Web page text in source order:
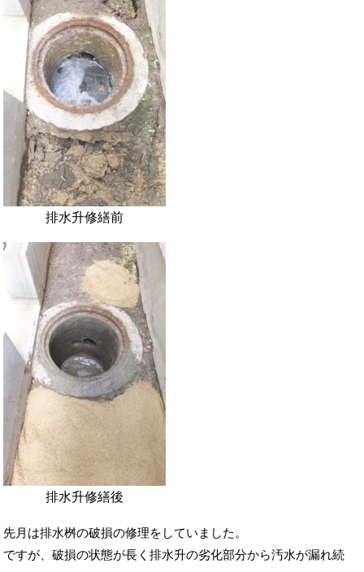
排水升修繕前
排水升修繕後
先月は排水桝の破損の修理をしていました。
ですが、破損の状態が長く排水升の劣化部分から汚水が漏れ続